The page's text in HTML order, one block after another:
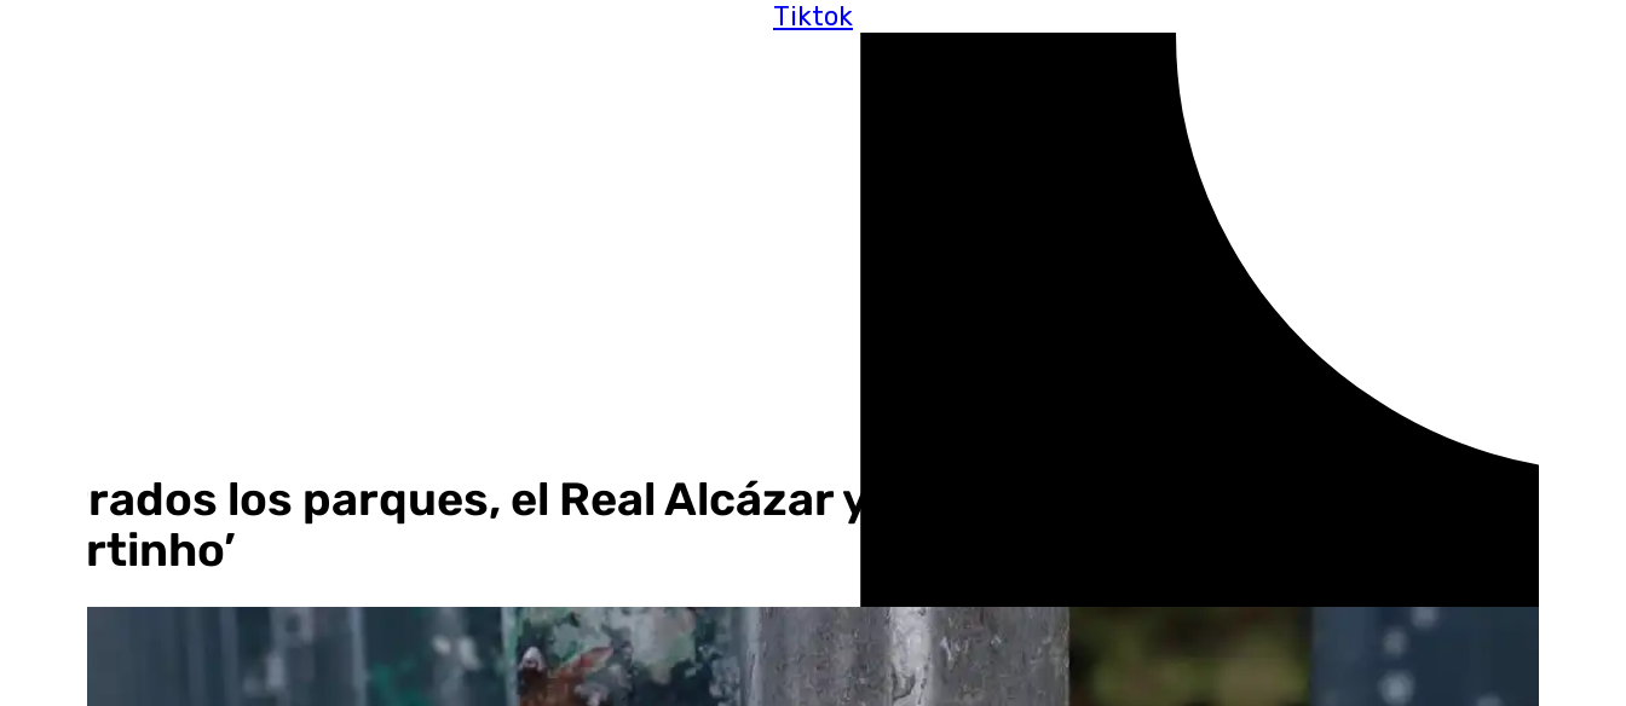
Tiktok
Cerrados los parques, el Real Alcázar y el cementerio ante la llegada de
‘Martinho’